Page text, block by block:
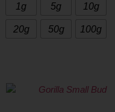
1g 5g 10g
20g 50g 100g